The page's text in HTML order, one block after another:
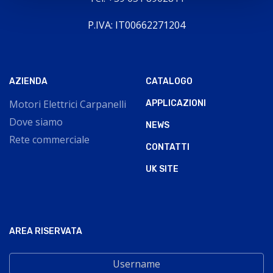
P.IVA: IT00662271204
AZIENDA
Motori Elettrici Carpanelli
Dove siamo
Rete commerciale
CATALOGO
APPLICAZIONI
NEWS
CONTATTI
UK SITE
AREA RISERVATA